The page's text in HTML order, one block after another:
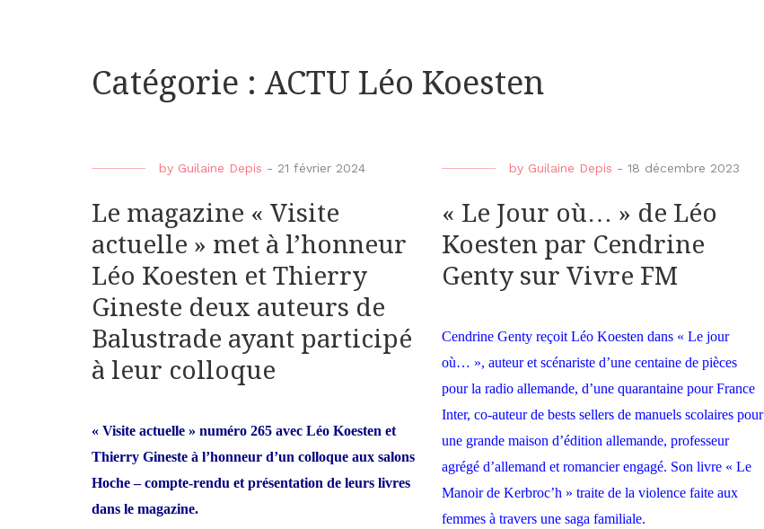
Catégorie : ACTU Léo Koesten
by Guilaine Depis - 21 février 2024
Le magazine « Visite
actuelle » met à l’honneur
Léo Koesten et Thierry
Gineste deux auteurs de
Balustrade ayant participé
à leur colloque
« Visite actuelle » numéro 265 avec Léo Koesten et
Thierry Gineste à l’honneur d’un colloque aux salons
Hoche – compte-rendu et présentation de leurs livres
dans le magazine.
by Guilaine Depis - 18 décembre 2023
« Le Jour où… » de Léo
Koesten par Cendrine
Genty sur Vivre FM
Cendrine Genty reçoit Léo Koesten dans « Le jour
où… », auteur et scénariste d’une centaine de pièces
pour la radio allemande, d’une quarantaine pour France
Inter, co-auteur de bests sellers de manuels scolaires pour
une grande maison d’édition allemande, professeur
agrégé d’allemand et romancier engagé. Son livre « Le
Manoir de Kerbroc’h » traite de la violence faite aux
femmes à travers une saga familiale.